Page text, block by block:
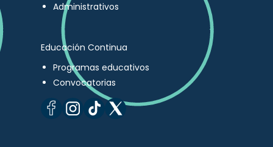
Administrativos
Educación Continua
Programas educativos
Convocatorias